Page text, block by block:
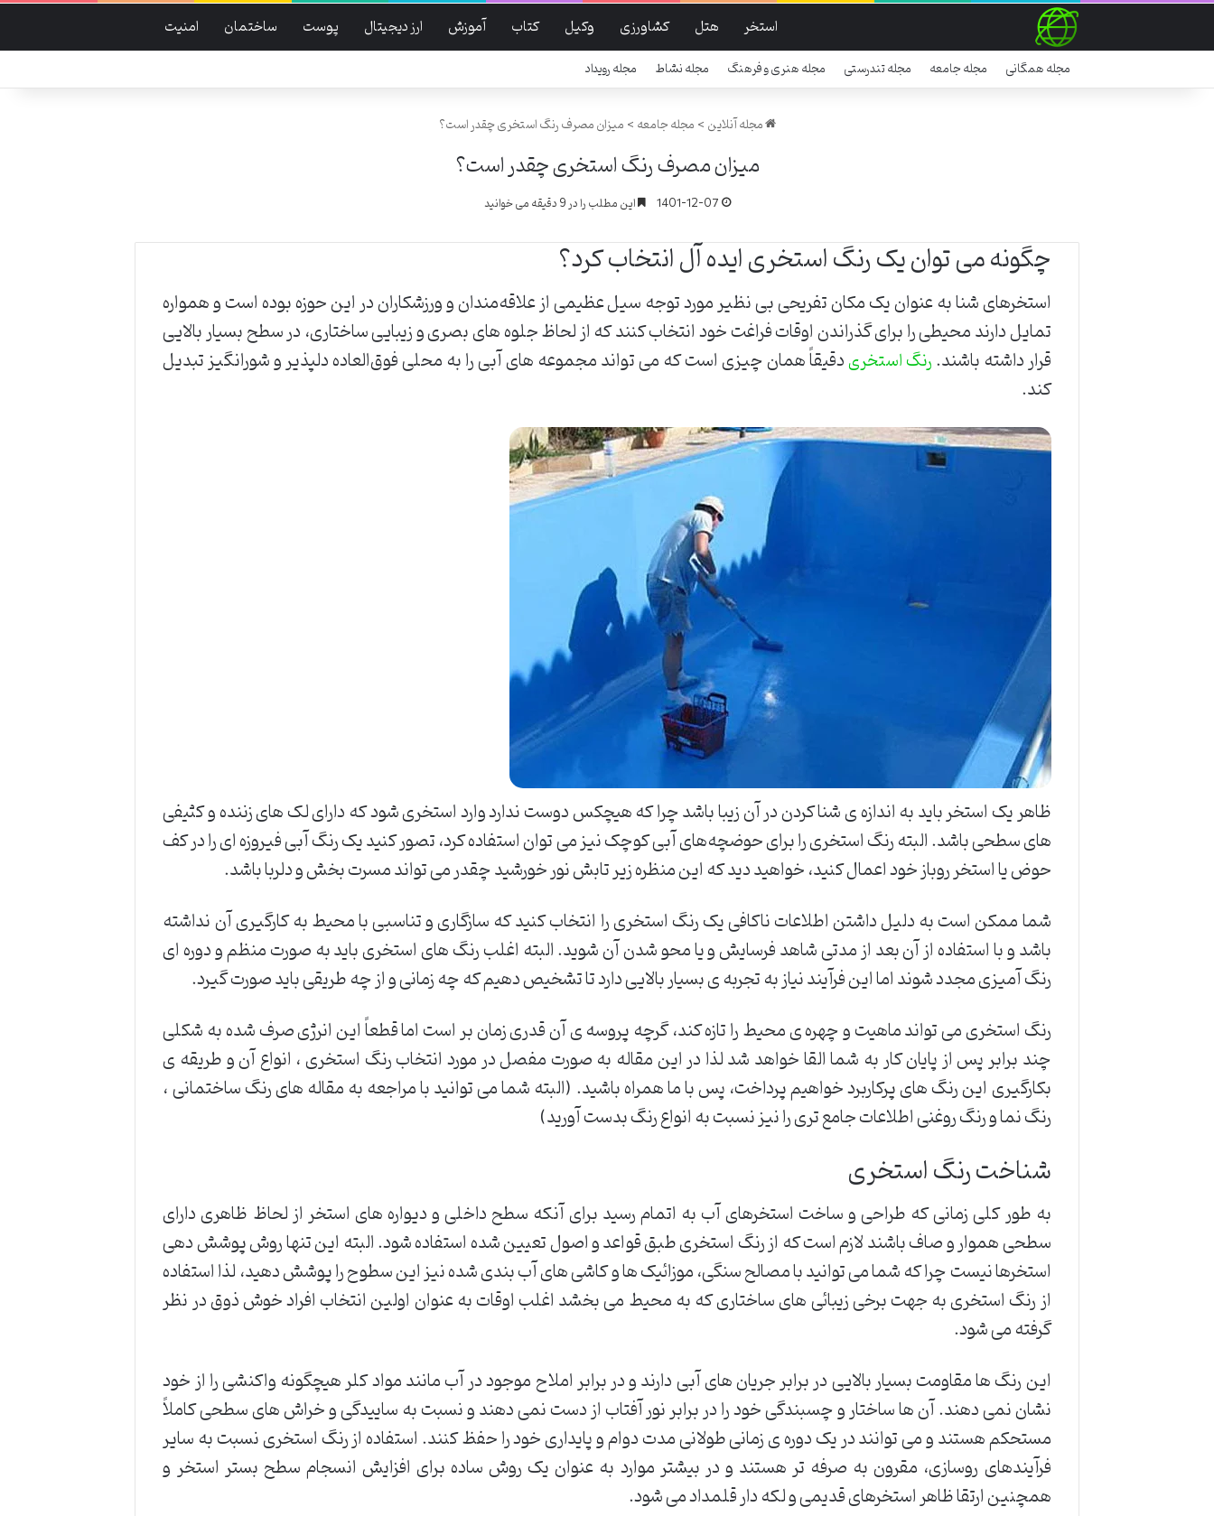
استخر هتل کشاورزی وکیل کتاب آموزش ارز دیجیتال پوست ساختمان امنیت
مجله همگانی مجله جامعه مجله تندرستی مجله هنری و فرهنگ مجله نشاط مجله رویداد
مجله آنلاین>مجله جامعه>میزان مصرف رنگ استخری چقدر است؟
میزان مصرف رنگ استخری چقدر است؟
1401-12-07 این مطلب را در 9 دقیقه می خوانید
چگونه می توان یک رنگ استخری ایده آل انتخاب کرد؟
استخرهای شنا به عنوان یک مکان تفریحی بی نظیر مورد توجه سیل عظیمی از علاقه‌مندان و ورزشکاران در این حوزه بوده است و همواره
تمایل دارند محیطی را برای گذراندن اوقات فراغت خود انتخاب کنند که از لحاظ جلوه های بصری و زیبایی ساختاری، در سطح بسیار بالایی
قرار داشته باشند.رنگ استخریدقیقاً همان چیزی است که می تواند مجموعه های آبی را به محلی فوق‌العاده دلپذیر و شورانگیز تبدیل
کند.
ظاهر یک استخر باید به اندازه ی شنا کردن در آن زیبا باشد چرا که هيچکس دوست ندارد وارد استخری شود که دارای لک های زننده و کثیفی
های سطحی باشد. البته رنگ استخری را برای حوضچه‌های آبی کوچک نیز می توان استفاده کرد، تصور کنید یک رنگ آبی فیروزه ای را در کف
حوض یا استخر روباز خود اعمال کنید، خواهید دید که این منظره زیر تابش نور خورشید چقدر می تواند مسرت بخش و دلربا باشد.
شما ممکن است به دلیل داشتن اطلاعات ناکافی یک رنگ استخری را انتخاب کنید که سازگاری و تناسبی با محیط به کارگیری آن نداشته
باشد و با استفاده از آن بعد از مدتی شاهد فرسایش و یا محو شدن آن شوید. البته اغلب رنگ های استخری باید به صورت منظم و دوره ای
رنگ آمیزی مجدد شوند اما این فرآیند نیاز به تجربه ی بسیار بالایی دارد تا تشخيص دهیم که چه زمانی و از چه طریقی باید صورت گیرد.
رنگ استخری می تواند ماهیت و چهره ی محیط را تازه کند، گرچه پروسه ی آن قدری زمان بر است اما قطعاً این انرژی صرف شده به شکلی
چند برابر پس از پایان کار به شما القا خواهد شد لذا در این مقاله به صورت مفصل در مورد انتخاب رنگ استخری ، انواع آن و طریقه ی
بکارگیری این رنگ های پرکاربرد خواهیم پرداخت، پس با ما همراه باشید. (البته شما می توانید با مراجعه به مقاله های رنگ ساختمانی ،
رنگ نما و رنگ روغنی اطلاعات جامع تری را نیز نسبت به انواع رنگ بدست آورید)
شناخت رنگ استخری
به طور کلی زمانی که طراحی و ساخت استخرهای آب به اتمام رسید برای آنکه سطح داخلی و دیواره های استخر از لحاظ ظاهری دارای
سطحی هموار و صاف باشند لازم است که از رنگ استخری طبق قواعد و اصول تعیین شده استفاده شود. البته این تنها روش پوشش دهی
استخرها نیست چرا که شما می توانید با مصالح سنگی، موزائیک ها و کاشی های آب بندی شده نیز این سطوح را پوشش دهید، لذا استفاده
از رنگ استخری به جهت برخی زیبائی های ساختاری که به محیط می بخشد اغلب اوقات به عنوان اولین انتخاب افراد خوش ذوق در نظر
گرفته می شود.
این رنگ ها مقاومت بسیار بالایی در برابر جریان های آبی دارند و در برابر املاح موجود در آب مانند مواد کلر هیچگونه واکنشی را از خود
نشان نمی دهند. آن ها ساختار و چسبندگی خود را در برابر نور آفتاب از دست نمی دهند و نسبت به ساییدگی و خراش های سطحی کاملاً
مستحکم هستند و می توانند در یک دوره ی زمانی طولانی مدت دوام و پایداری خود را حفظ کنند. استفاده از رنگ استخری نسبت به سایر
فرآیندهای روسازی، مقرون به صرفه تر هستند و در بیشتر موارد به عنوان یک روش ساده برای افزایش انسجام سطح بستر استخر و
همچنین ارتقا ظاهر استخرهای قدیمی و لکه دار قلمداد می شود.